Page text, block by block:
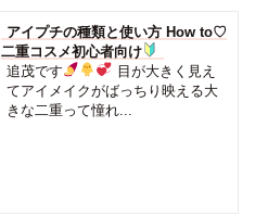
アイプチの種類と使い方 How to♡
二重コスメ初心者向け
追茂です
目が大きく見え
てアイメイクがばっちり映える大
きな二重って憧れ...